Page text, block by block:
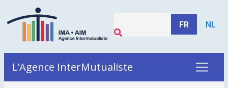
FR NL
L’Agence InterMutualiste